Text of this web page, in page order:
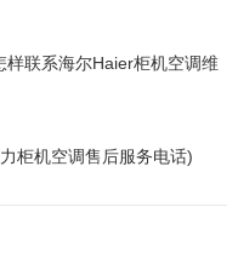
联系海尔Haier柜机空调维
柜机空调售后服务电话)